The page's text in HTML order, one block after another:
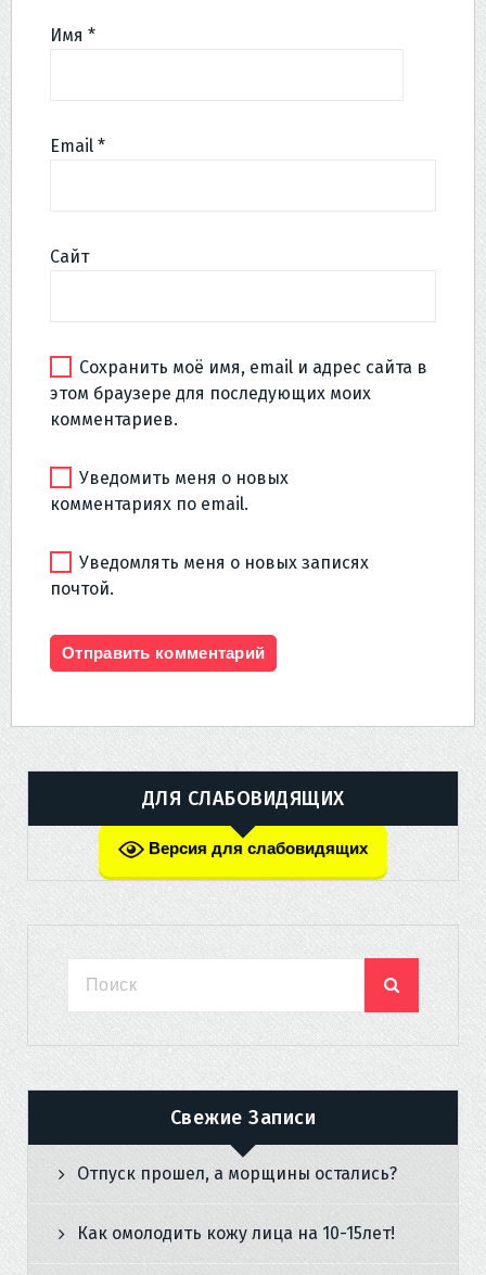
Имя *
Email *
Сайт
Сохранить моё имя, email и адрес сайта в
этом браузере для последующих моих
комментариев.
Уведомить меня о новых
комментариях по email.
Уведомлять меня о новых записях
почтой.
ДЛЯ СЛАБОВИДЯЩИХ
Версия для слабовидящих
Свежие Записи
Отпуск прошел, а морщины остались?
Как омолодить кожу лица на 10-15лет!